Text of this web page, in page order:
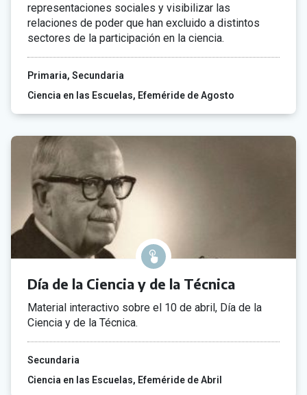
representaciones sociales y visibilizar las
relaciones de poder que han excluido a distintos
sectores de la participación en la ciencia.
Primaria Secundaria
Ciencia en las Escuelas
Efeméride de Agosto
Día de la Ciencia y de la Técnica
Material interactivo sobre el 10 de abril, Día de la
Ciencia y de la Técnica.
Secundaria
Ciencia en las Escuelas
Efeméride de Abril